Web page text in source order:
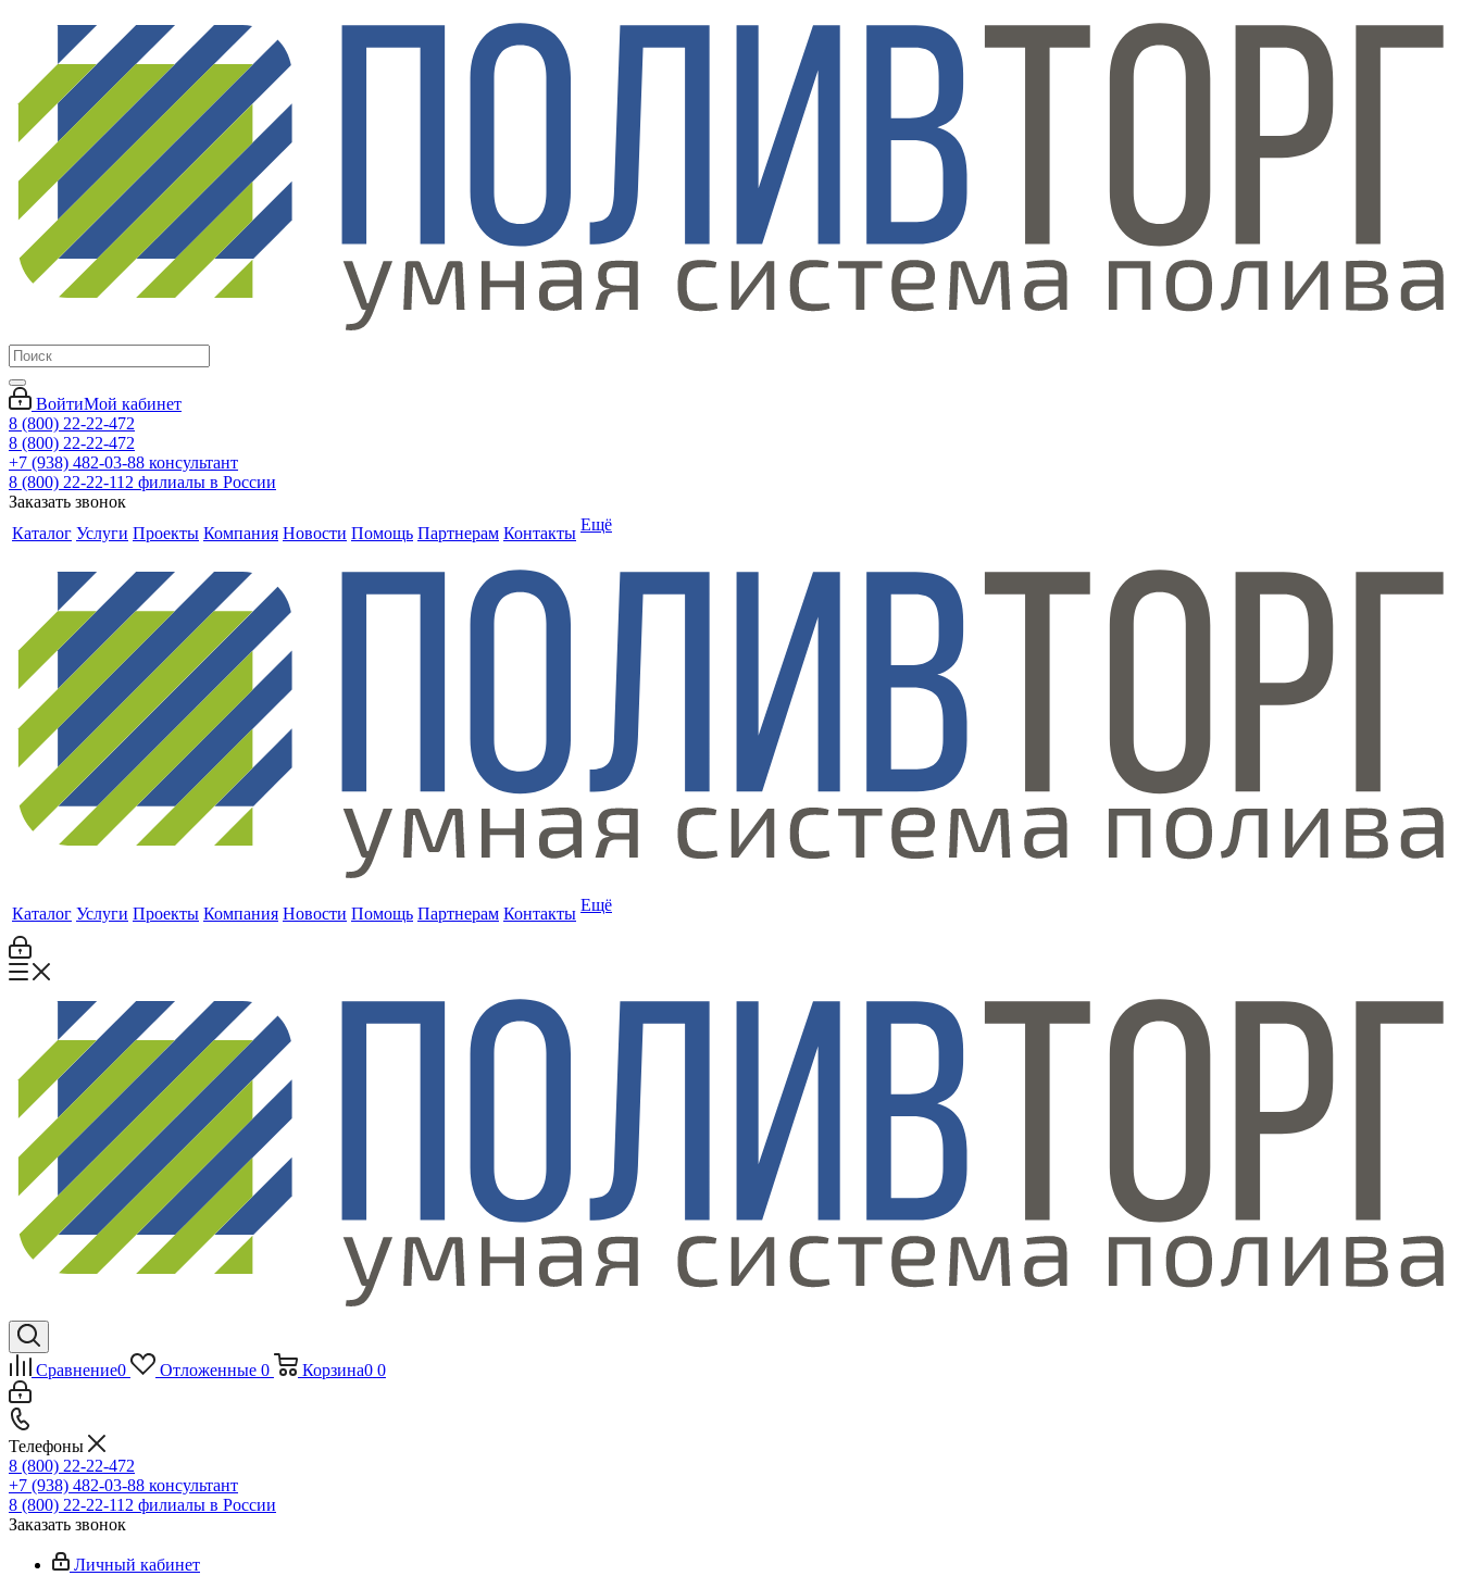
ВойтиМой кабинет
8 (800) 22-22-472
8 (800) 22-22-472
+7 (938) 482-03-88 консультант
8 (800) 22-22-112 филиалы в России
Заказать звонок
Каталог Услуги Проекты Компания Новости Помощь Партнерам Контакты Ещё
Каталог Услуги Проекты Компания Новости Помощь Партнерам Контакты Ещё
Сравнение0 Отложенные 0 Корзина0 0
Телефоны
8 (800) 22-22-472
+7 (938) 482-03-88 консультант
8 (800) 22-22-112 филиалы в России
Заказать звонок
Личный кабинет